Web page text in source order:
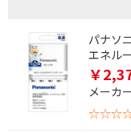
パナソ
エネル
￥
メーカ